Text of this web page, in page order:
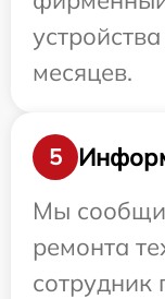
месяцев.
5
Мы
ремонта
сотрудник